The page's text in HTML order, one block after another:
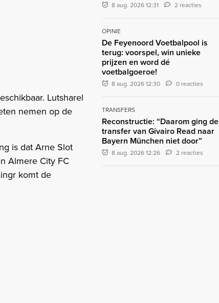
Lutsharel
nemen op de
is dat Arne Slot
Almere City FC
komt de
8 aug. 2026 12:31 2 reacties
OPINIE
De Feyenoord Voetbalpool is
terug: voorspel, win unieke
prijzen en word dé
voetbalgoeroe!
8 aug. 2026 12:30 0 reacties
TRANSFERS
Reconstructie: “Daarom ging de
transfer van Givairo Read naar
Bayern München niet door”
8 aug. 2026 12:26 2 reacties